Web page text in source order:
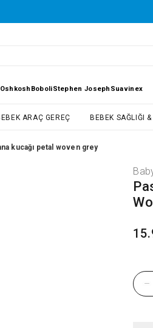
Oshkosh BoboliStephen Joseph Suavinex
ARAÇ GEREÇ BEBEK SAĞLIĞI
kucağı petal woven grey